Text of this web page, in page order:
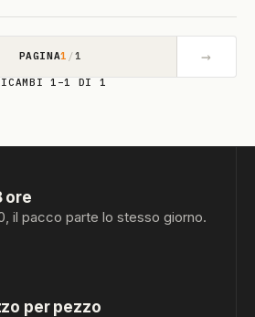
PAGINA1 /1 →
1–1 DI 1
ore
il pacco parte lo stesso giorno.
per pezzo